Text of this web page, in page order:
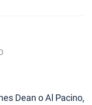
Dean o Al Pacino,